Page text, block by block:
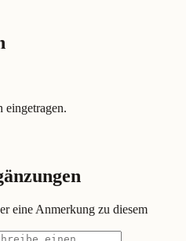
eingetragen.
eine Anmerkung zu diesem